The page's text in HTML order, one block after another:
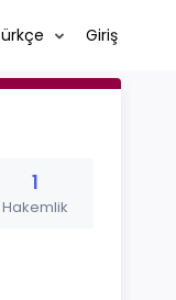
Giriş
1
Hakemlik